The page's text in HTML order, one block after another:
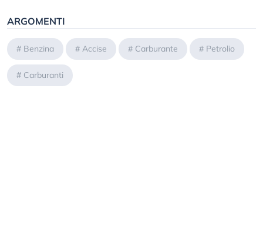
ARGOMENTI
# Benzina # Accise # Carburante # Petrolio
# Carburanti